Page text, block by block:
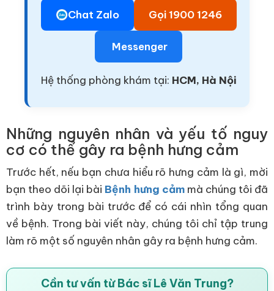
Chat Zalo Gọi 1900 1246
Messenger
Hệ thống phòng khám tại: HCM, Hà Nội
Những nguyên nhân và yếu tố nguy
cơ có thể gây ra bệnh hưng cảm
Trước hết, nếu bạn chưa hiểu rõ hưng cảm là gì, mời
bạn theo dõi lại bài Bệnh hưng cảmmà chúng tôi đã
trình bày trong bài trước để có cái nhìn tổng quan
về bệnh. Trong bài viết này, chúng tôi chỉ tập trung
làm rõ một số nguyên nhân gây ra bệnh hưng cảm.
Cần tư vấn từ Bác sĩ Lê Văn Trung?